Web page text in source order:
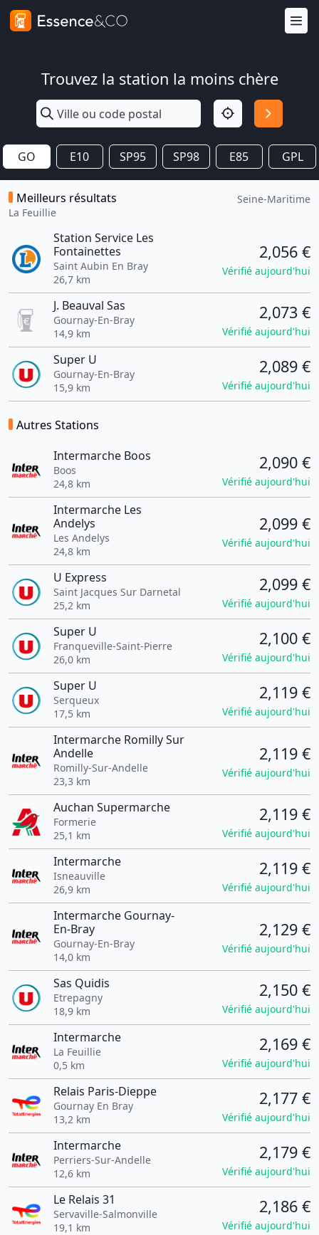
Trouvez la station la moins chère
GO E10 SP95 SP98 E85 GPL
Meilleurs résultats
La Feuillie
Seine-Maritime
Station Service Les
Fontainettes
Saint Aubin En Bray
26,7 km
2,056 €
Vérifié aujourd'hui
J. Beauval Sas
Gournay-En-Bray
14,9 km
2,073 €
Vérifié aujourd'hui
Super U
Gournay-En-Bray
15,9 km
2,089 €
Vérifié aujourd'hui
Autres Stations
Intermarche Boos
Boos
24,8 km
2,090 €
Vérifié aujourd'hui
Intermarche Les
Andelys
Les Andelys
24,8 km
2,099 €
Vérifié aujourd'hui
U Express
Saint Jacques Sur Darnetal
25,2 km
2,099 €
Vérifié aujourd'hui
Super U
Franqueville-Saint-Pierre
26,0 km
2,100 €
Vérifié aujourd'hui
Super U
Serqueux
17,5 km
2,119 €
Vérifié aujourd'hui
Intermarche Romilly Sur
Andelle
Romilly-Sur-Andelle
23,3 km
2,119 €
Vérifié aujourd'hui
Auchan Supermarche
Formerie
25,1 km
2,119 €
Vérifié aujourd'hui
Intermarche
Isneauville
26,9 km
2,119 €
Vérifié aujourd'hui
Intermarche Gournay-
En-Bray
Gournay-En-Bray
14,0 km
2,129 €
Vérifié aujourd'hui
Sas Quidis
Etrepagny
18,9 km
2,150 €
Vérifié aujourd'hui
Intermarche
La Feuillie
0,5 km
2,169 €
Vérifié aujourd'hui
Relais Paris-Dieppe
Gournay En Bray
13,2 km
2,177 €
Vérifié aujourd'hui
Intermarche
Perriers-Sur-Andelle
12,6 km
2,179 €
Vérifié aujourd'hui
Le Relais 31
Servaville-Salmonville
19,1 km
2,186 €
Vérifié aujourd'hui